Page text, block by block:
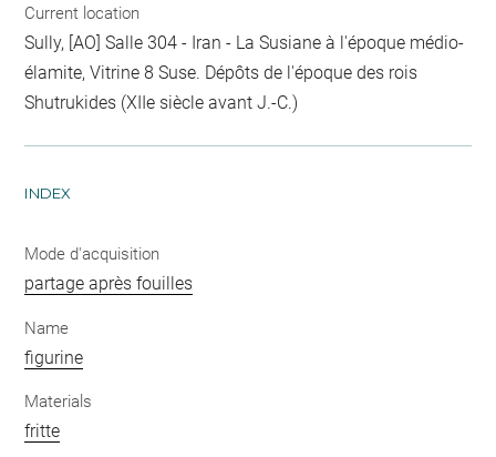
Current location
Sully, [AO] Salle 304 - Iran - La Susiane à l'époque médio-
élamite, Vitrine 8 Suse. Dépôts de l'époque des rois
Shutrukides (XIIe siècle avant J.-C.)
INDEX
Mode d'acquisition
partage après fouilles
Name
figurine
Materials
fritte